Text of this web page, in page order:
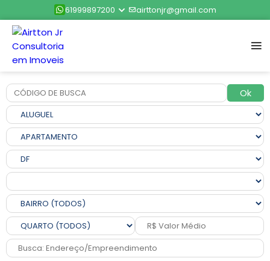
61999897200 airttonjr@gmail.com
Ok